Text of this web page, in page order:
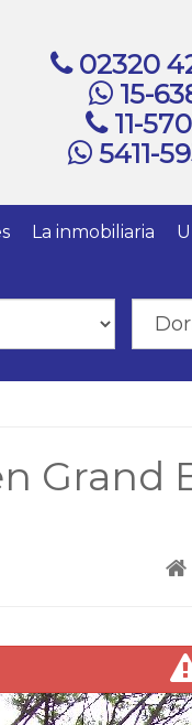
02320
15-
11-
5411-
La inmobiliaria